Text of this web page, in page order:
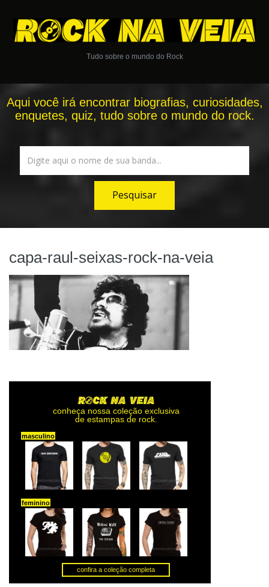
Tudo sobre o mundo do Rock
Aqui você irá encontrar biografias, curiosidades,
enquetes, quiz, tudo sobre o mundo do rock.
capa-raul-seixas-rock-na-veia